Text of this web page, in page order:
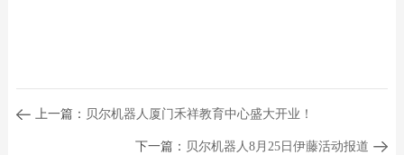
上一篇： 贝尔机器人厦门禾祥教育中心盛大开业！
下一篇： 贝尔机器人8月25日伊藤活动报道